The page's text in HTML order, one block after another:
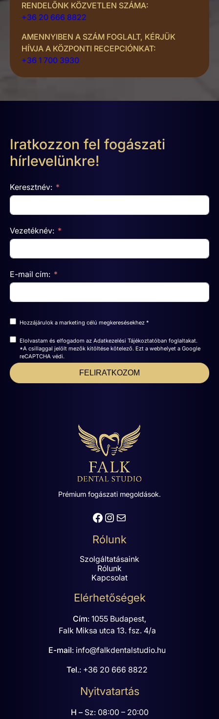
RENDELŐNK KÖZVETLEN SZÁMA:
+36 20 666 8822
AMENNYIBEN A SZÁM FOGLALT, KÉRJÜK
HÍVJA A KÖZPONTI RECEPCIÓNKAT:
+36 1 700 3930
Iratkozzon fel fogászati
hírlevelünkre!
Keresztnév:
Vezetéknév:
E-mail cím:
Hozzájárulok a marketing célú megkeresésekhez *
Elolvastam és elfogadom az Adatkezelési Tájékoztatóban foglaltakat.
*A csillaggal jelölt mezők kitöltése kötelező. Ezt a webhelyet a Google
reCAPTCHA védi.
FELIRATKOZOM
Prémium fogászati megoldások.
Facebook Instagram Mail
Rólunk
Szolgáltatásaink
Rólunk
Kapcsolat
Elérhetőségek
Cím: 1055 Budapest,
Falk Miksa utca 13. fsz. 4/a
E-mail: info@falkdentalstudio.hu
Tel.: +36 20 666 8822
Nyitvatartás
H – Sz: 08:00 – 20:00